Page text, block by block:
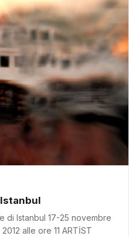
di Istanbul 17-25 novembre
alle ore 11 ARTİST